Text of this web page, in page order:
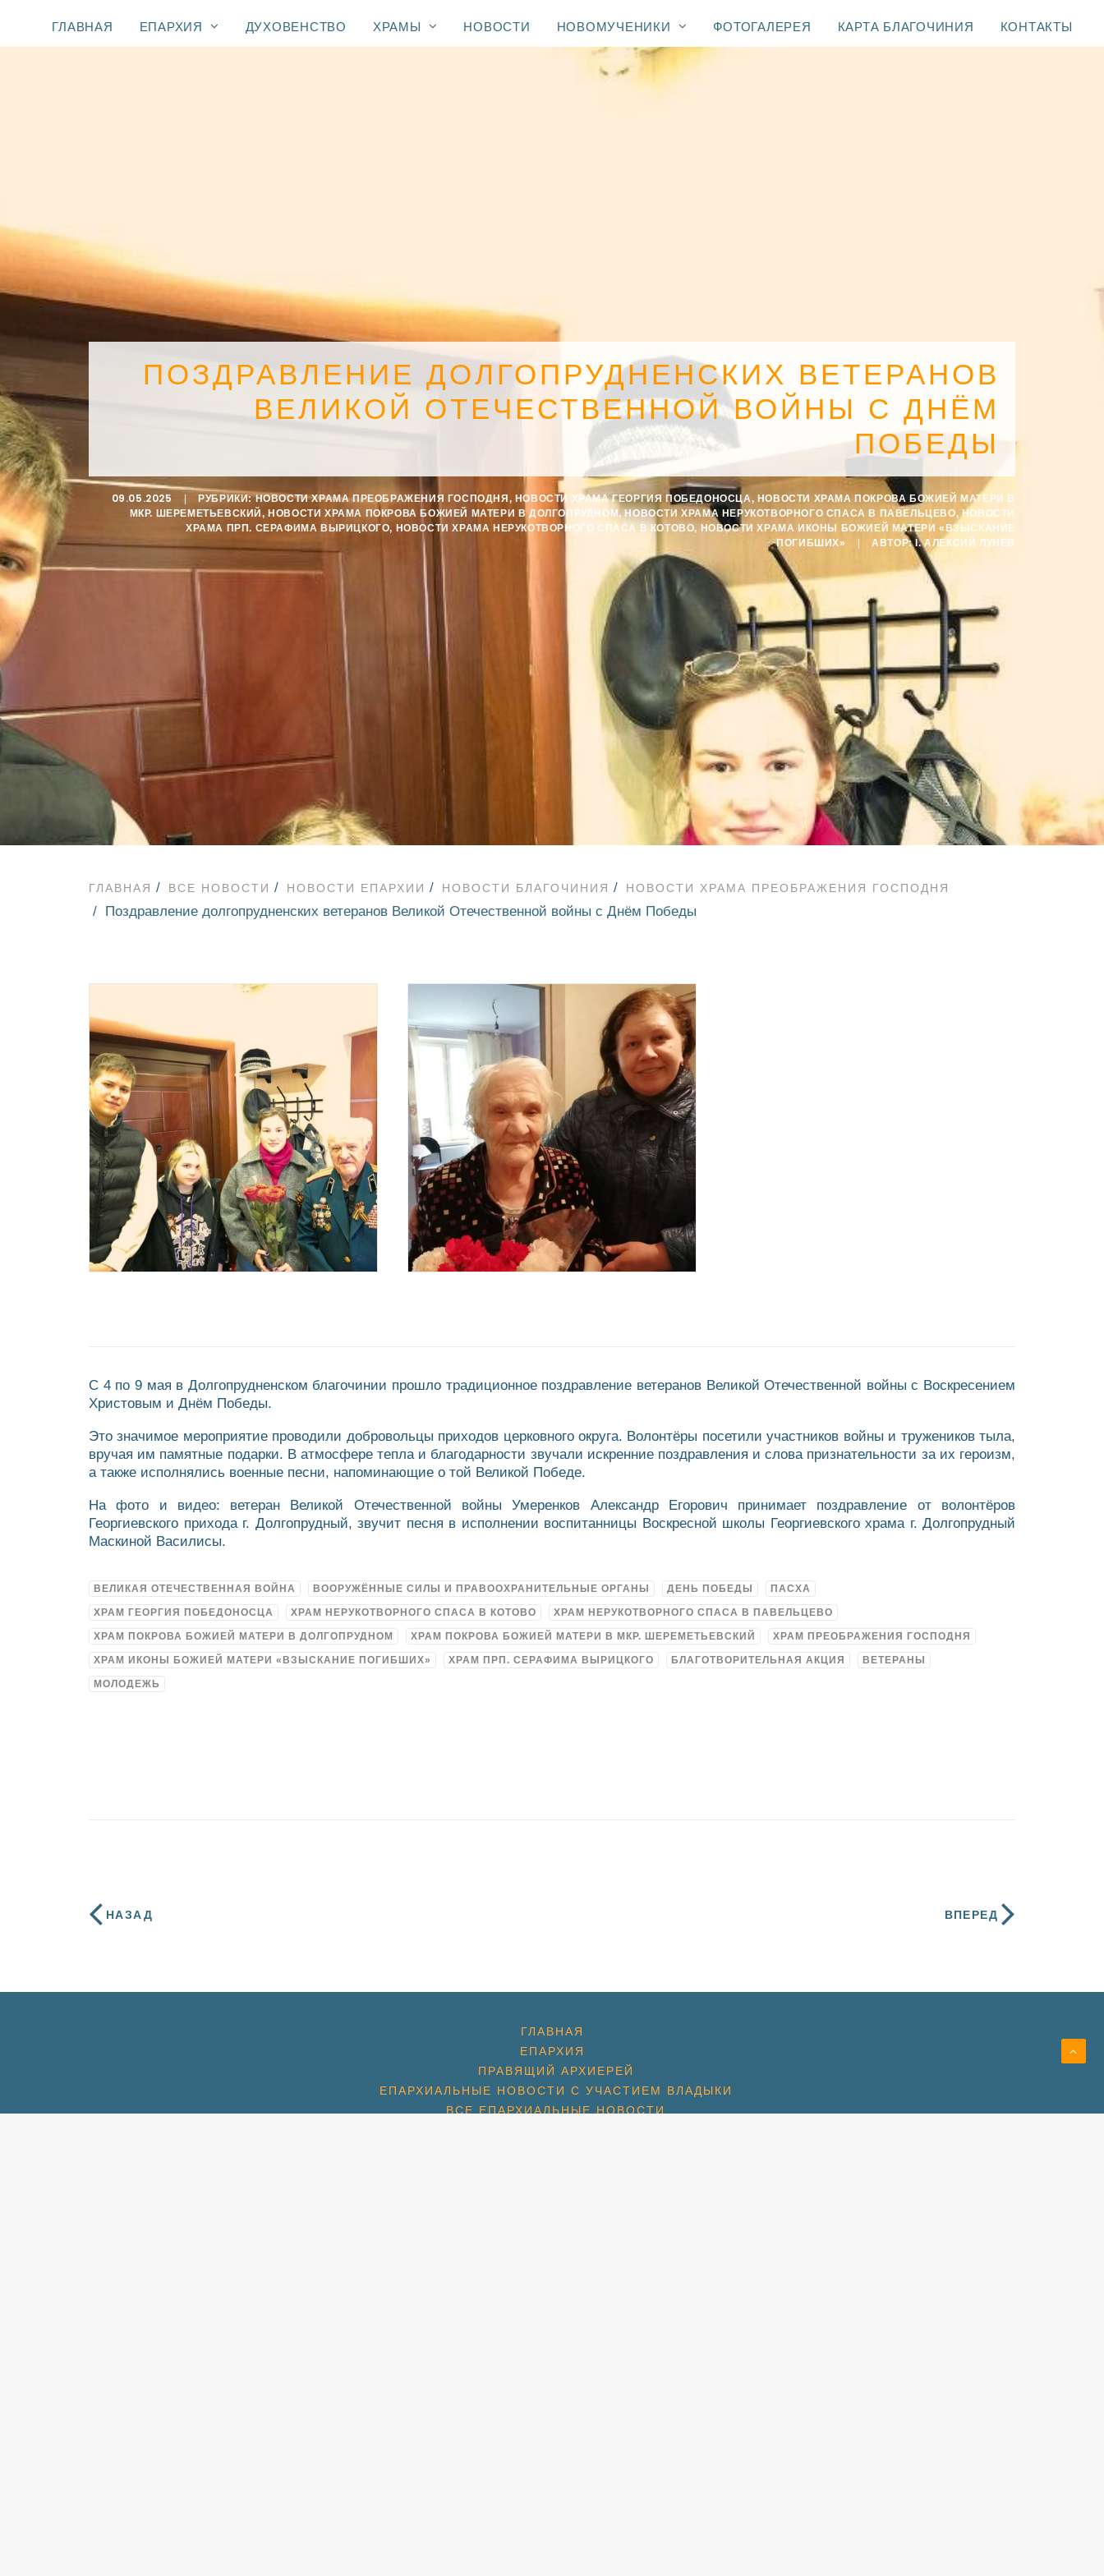
ГЛАВНАЯ ЕПАРХИЯ ДУХОВЕНСТВО ХРАМЫ НОВОСТИ НОВОМУЧЕНИКИ ФОТОГАЛЕРЕЯ КАРТА БЛАГОЧИНИЯ КОНТАКТЫ
ПОЗДРАВЛЕНИЕ ДОЛГОПРУДНЕНСКИХ ВЕТЕРАНОВ
ВЕЛИКОЙ ОТЕЧЕСТВЕННОЙ ВОЙНЫ С ДНЁМ
ПОБЕДЫ
09.05.2025 РУБРИКИ:НОВОСТИ ХРАМА ПРЕОБРАЖЕНИЯ ГОСПОДНЯ , НОВОСТИ ХРАМА ГЕОРГИЯ ПОБЕДОНОСЦА, НОВОСТИ ХРАМА ПОКРОВА БОЖИЕЙ МАТЕРИ В
МКР. ШЕРЕМЕТЬЕВСКИЙ , НОВОСТИ ХРАМА ПОКРОВА БОЖИЕЙ МАТЕРИ В ДОЛГОПРУДНОМ,НОВОСТИ ХРАМА НЕРУКОТВОРНОГО СПАСА В ПАВЕЛЬЦЕВО,НОВОСТИ
ХРАМА ПРП. СЕРАФИМА ВЫРИЦКОГО, НОВОСТИ ХРАМА НЕРУКОТВОРНОГО СПАСА В КОТОВО, НОВОСТИ ХРАМА ИКОНЫ БОЖИЕЙ МАТЕРИ «ВЗЫСКАНИЕ
ПОГИБШИХ»
АВТОР:I. АЛЕКСИЙ ЛУНЁВ
ГЛАВНАЯ ВСЕ НОВОСТИ НОВОСТИ ЕПАРХИИ НОВОСТИ БЛАГОЧИНИЯ НОВОСТИ ХРАМА ПРЕОБРАЖЕНИЯ ГОСПОДНЯ
Поздравление долгопрудненских ветеранов Великой Отечественной войны с Днём Победы
С 4 по 9 мая в Долгопрудненском благочинии прошло традиционное поздравление ветеранов Великой Отечественной войны с Воскресением
Христовым и Днём Победы.
Это значимое мероприятие проводили добровольцы приходов церковного округа. Волонтёры посетили участников войны и тружеников тыла,
вручая им памятные подарки. В атмосфере тепла и благодарности звучали искренние поздравления и слова признательности за их героизм,
а также исполнялись военные песни, напоминающие о той Великой Победе.
На фото и видео: ветеран Великой Отечественной войны Умеренков Александр Егорович принимает поздравление от волонтёров
Георгиевского прихода г. Долгопрудный, звучит песня в исполнении воспитанницы Воскресной школы Георгиевского храма г. Долгопрудный
Маскиной Василисы.
ВЕЛИКАЯ ОТЕЧЕСТВЕННАЯ ВОЙНА ВООРУЖЁННЫЕ СИЛЫ И ПРАВООХРАНИТЕЛЬНЫЕ ОРГАНЫ ДЕНЬ ПОБЕДЫ ПАСХА
ХРАМ ГЕОРГИЯ ПОБЕДОНОСЦА ХРАМ НЕРУКОТВОРНОГО СПАСА В КОТОВО ХРАМ НЕРУКОТВОРНОГО СПАСА В ПАВЕЛЬЦЕВО
ХРАМ ПОКРОВА БОЖИЕЙ МАТЕРИ В ДОЛГОПРУДНОМ ХРАМ ПОКРОВА БОЖИЕЙ МАТЕРИ В МКР. ШЕРЕМЕТЬЕВСКИЙ ХРАМ ПРЕОБРАЖЕНИЯ ГОСПОДНЯ
ХРАМ ИКОНЫ БОЖИЕЙ МАТЕРИ «ВЗЫСКАНИЕ ПОГИБШИХ» ХРАМ ПРП. СЕРАФИМА ВЫРИЦКОГО БЛАГОТВОРИТЕЛЬНАЯ АКЦИЯ ВЕТЕРАНЫ
МОЛОДЕЖЬ
НАЗАД ВПЕРЕД
ГЛАВНАЯ
ЕПАРХИЯ
ПРАВЯЩИЙ АРХИЕРЕЙ
ЕПАРХИАЛЬНЫЕ НОВОСТИ С УЧАСТИЕМ ВЛАДЫКИ
ВСЕ ЕПАРХИАЛЬНЫЕ НОВОСТИ